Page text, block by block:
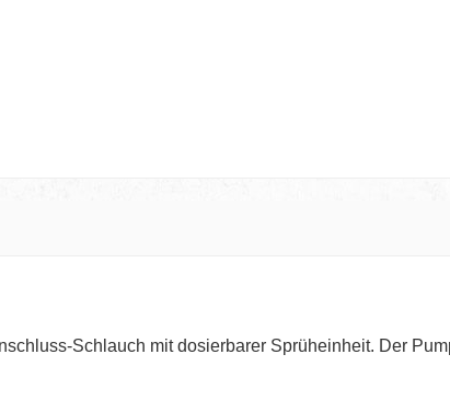
Schlauch mit dosierbarer Sprüheinheit. Der